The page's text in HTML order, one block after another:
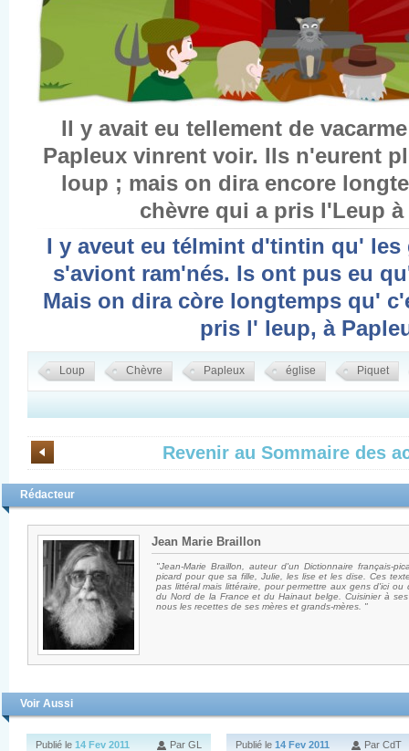
Il y avait eu tellement de
Papleux vinrent voir. Ils n'eurent
loup ; mais on dira encore
chèvre qui a pris l'Leup à
I y aveut eu télmint d'tintin qu' les
s'aviont ram'nés. Is ont pus eu
Mais on dira còre longtemps qu'
pris l' leup, à
Loup Chèvre Papleux église Piquet
Revenir au Sommaire des
Rédacteur
Jean Marie Braillon
"Jean-Marie Braillon, auteur d'un Dictionnaire français-
picard pour que sa fille, Julie, les lise et les dise. Ces
pas littéral mais littéraire, pour permettre aux gens d'ici
du Nord de la France et du Hainaut belge. Cuisinier à
nous les recettes de ses mères et grands-mères. "
Voir Aussi
Publié le 14 Fev 2011 Par GL Publié le 14 Fev 2011 Par CdT